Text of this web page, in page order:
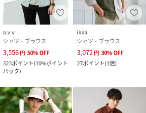
a.v.v
シャツ・ブラウス
3,556円 50%OFF
323ポイント(10%ポイント
バック)
ikka
シャツ・ブラウス
3,072円 30%OFF
27ポイント(1倍)